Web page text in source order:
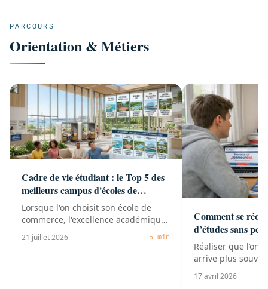
PARCOURS
Orientation & Métiers
Cadre de vie étudiant : le Top 5 des
meilleurs campus d'écoles de
commerce en France
Lorsque l'on choisit son école de
commerce, l'excellence académique,
les accréditations et les class...
21 juillet 2026 5 min
Comment se
d’études sans
Réaliser que l’on
arrive plus
pense. Au lycée
17 avril 2026